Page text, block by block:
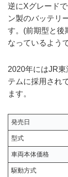
逆にXグレード
ン製のバッテリ
す。(前期型と後
なっているよう
2020年にはJR
テムに採用され
ます。
発売日
型式
車両本体価格
駆動方式